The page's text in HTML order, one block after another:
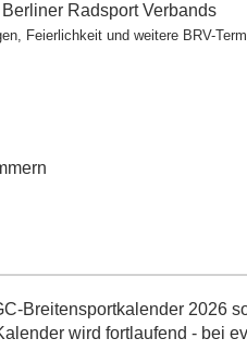
Radsport Verbands
Feierlichkeit und weitere BRV-
Breitensportkalender 2026
wird fortlaufend - bei